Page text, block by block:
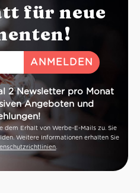
für neue
2 Newsletter pro Monat
Angeboten und
dem Erhalt von Werbe-E-Mails zu. Sie
Weitere Informationen erhalten Sie
.